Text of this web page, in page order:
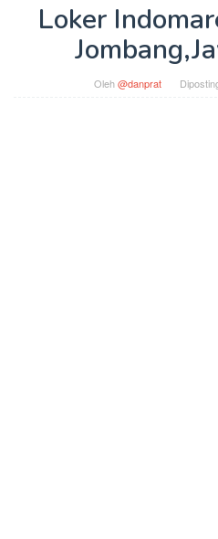
Loker
Oleh@danprat